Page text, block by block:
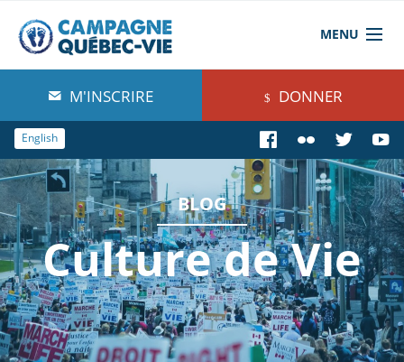
MENU
À propos de nous
Blog
Comprendre
Agir
Boutique
M'INSCRIRE DONNER
English
BLOG
Culture de Vie